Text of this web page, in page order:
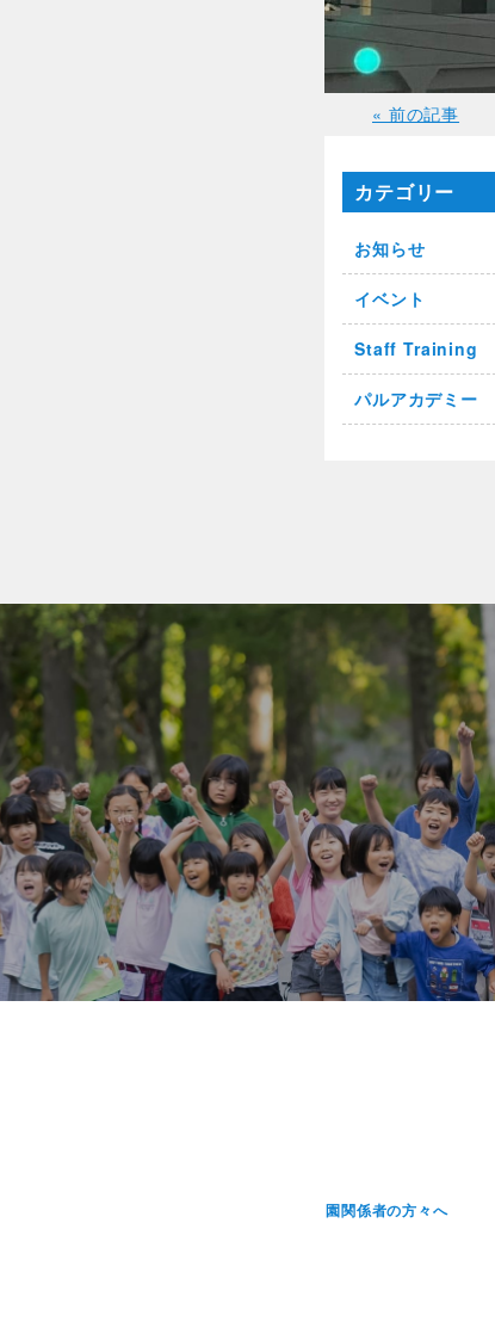
« 前の記事
カテゴリー
お知らせ
イベント
Staff Training
パルアカデミー
園関係者の方々へ